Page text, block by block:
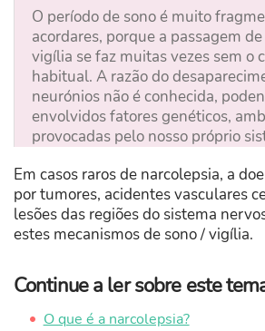
O período de sono é muito
acordares, porque a passagem
vigília se faz muitas vezes sem o
habitual. A razão do
neurónios não é conhecida,
envolvidos fatores genéticos,
provocadas pelo nosso próprio
Em casos raros de narcolepsia, a
por tumores, acidentes vasculares
lesões das regiões do sistema
estes mecanismos de sono / vigília.
Continue a ler sobre este
O que é a narcolepsia?